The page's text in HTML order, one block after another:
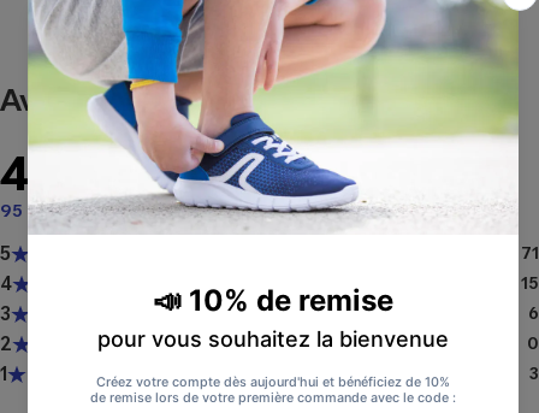
Avis
4.6
95 avis
5 71
4 15
3 6
2 0
1 3